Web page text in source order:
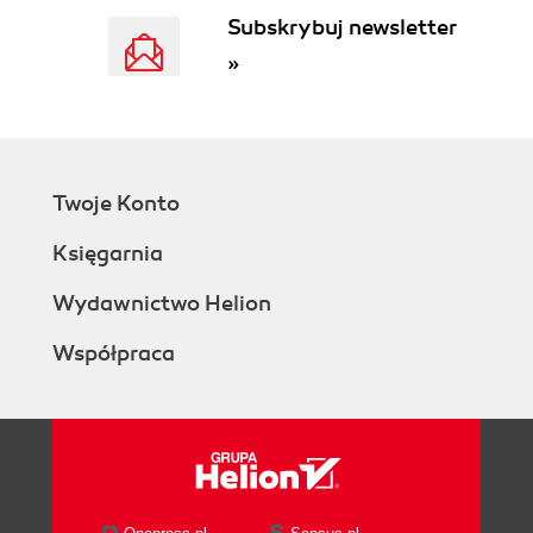
Subskrybuj newsletter
»
Twoje Konto
Księgarnia
Wydawnictwo Helion
Współpraca